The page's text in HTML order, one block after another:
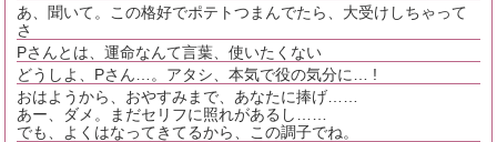
あ、聞いて。この格好でポテトつまんでたら、大受けしちゃって
さ
Pさんとは、運命なんて言葉、使いたくない
どうしよ、Pさん…。アタシ、本気で役の気分に… !
おはようから、おやすみまで、あなたに捧げ……
あー、ダメ。まだセリフに照れがあるし……
でも、よくはなってきてるから、この調子でね。